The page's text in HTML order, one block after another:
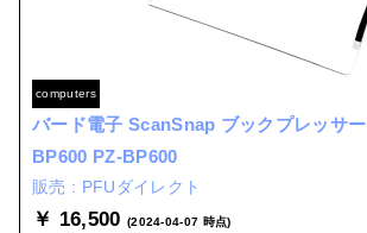
computers
バード電子 ScanSnap ブックプレッサー
BP600 PZ-BP600
PFUダイレクト
￥ 16,500 (2024-04-07 時点)